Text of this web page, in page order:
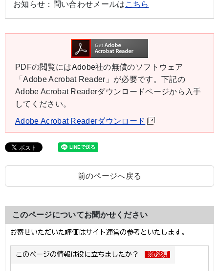
お知らせ： 問い合わせメールは こちら
PDFの閲覧にはAdobe社の無償のソフトウェア
「Adobe Acrobat Reader」が必要です。下記の
Adobe Acrobat Readerダウンロードページから入手
してください。
Adobe Acrobat Readerダウンロード
前のページへ戻る
このページについてお聞かせください